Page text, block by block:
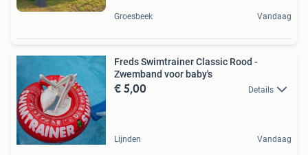
Groesbeek Vandaag
Freds Swimtrainer Classic Rood -
Zwemband voor baby's
€ 5,00 Details
Lijnden Vandaag